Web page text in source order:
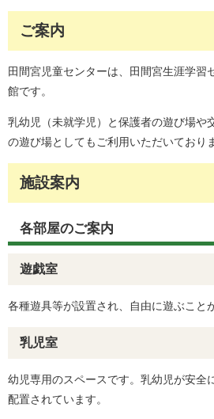
ご案内
田間宮児童センターは、田間宮生涯学習
館です。
乳幼児（未就学児）と保護者の遊び場や
の遊び場としてもご利用いただいており
施設案内
各部屋のご案内
遊戯室
各種遊具等が設置され、自由に遊ぶこと
乳児室
幼児専用のスペースです。乳幼児が安全
配置されています。